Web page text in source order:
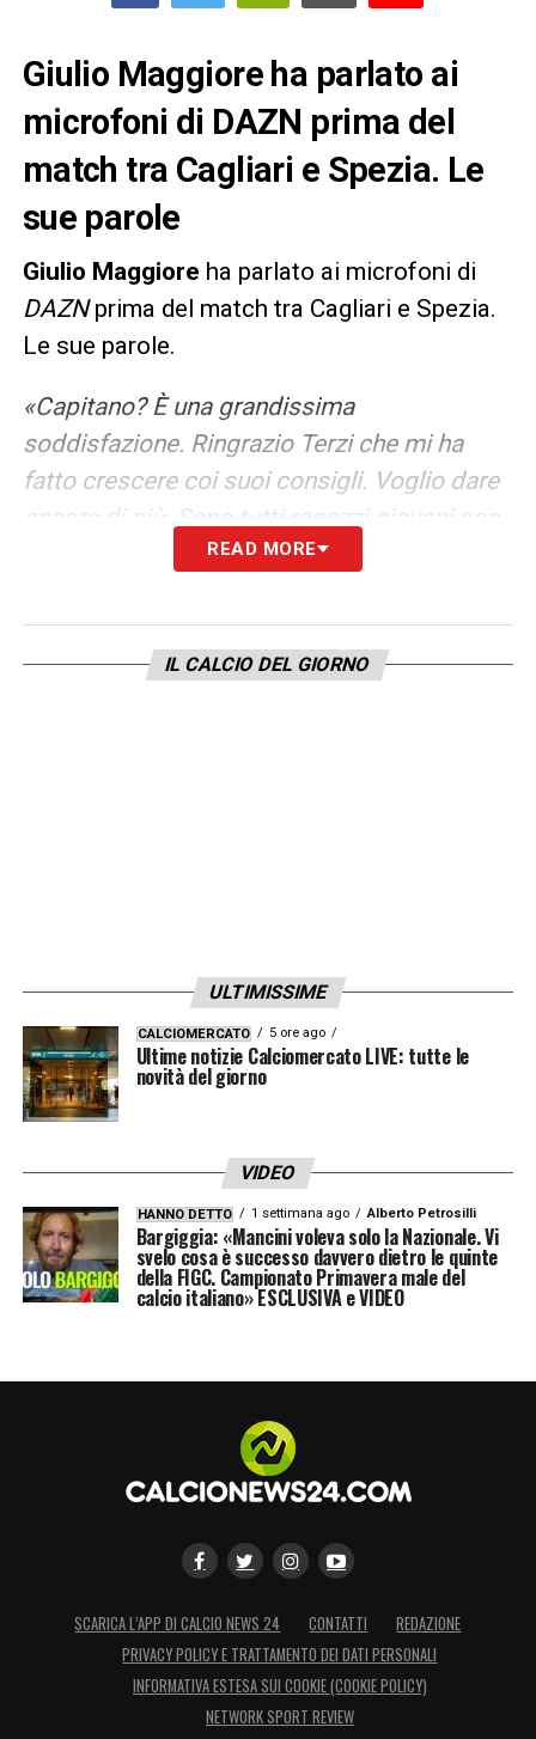
Giulio Maggiore ha parlato ai
microfoni di DAZN prima del
match tra Cagliari e Spezia. Le
sue parole
Giulio Maggiore ha parlato ai microfoni di
DAZNprima del match tra Cagliari e Spezia.
Le sue parole.
«Capitano? È una grandissima
soddisfazione. Ringrazio Terzi che mi ha
fatto crescere coi suoi consigli. Voglio dare
ancora di più. Sono tutti ragazzi giovani con
grande voglia, basteranno poche parole.
preparato che vuole che partiamo da dietro.
Ci siamo preparati bene e vogliamo partire
READ MORE
IL CALCIO DEL GIORNO
ULTIMISSIME
CALCIOMERCATO 5 ore ago
Ultime notizie Calciomercato LIVE: tutte le
novità del giorno
VIDEO
HANNO DETTO 1 settimana ago Alberto Petrosilli
Bargiggia: «Mancini voleva solo la Nazionale. Vi
svelo cosa è successo davvero dietro le quinte
della FIGC. Campionato Primavera male del
calcio italiano» ESCLUSIVA e VIDEO
SCARICA L’APP DI CALCIO NEWS 24 CONTATTI
REDAZIONE
PRIVACY POLICY E TRATTAMENTO DEI DATI PERSONALI
INFORMATIVA ESTESA SUI COOKIE (COOKIE POLICY)
NETWORK SPORT REVIEW